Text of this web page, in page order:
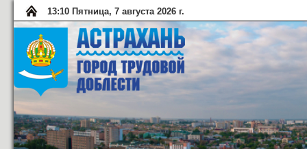
13:10 Пятница, 7 августа 2026 г.